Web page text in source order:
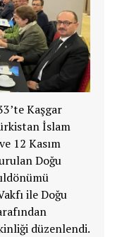
Kaşgar
İslam
12 Kasım
Doğu
ile Doğu
düzenlendi.